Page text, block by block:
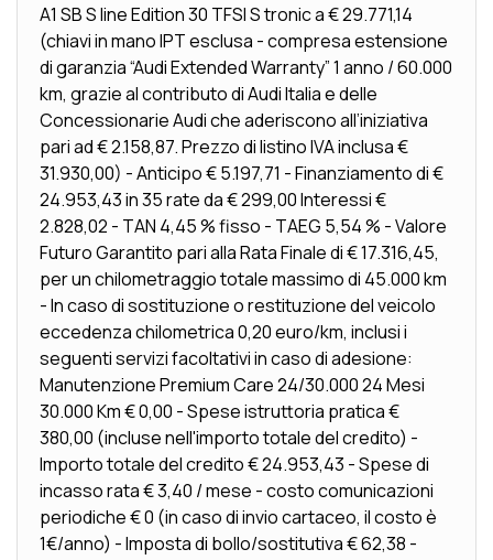
A1 SB S line Edition 30 TFSI S tronic a € 29.771,14
(chiavi in mano IPT esclusa - compresa estensione
di garanzia “Audi Extended Warranty” 1 anno / 60.000
km, grazie al contributo di Audi Italia e delle
Concessionarie Audi che aderiscono all’iniziativa
pari ad € 2.158,87. Prezzo di listino IVA inclusa €
31.930,00) - Anticipo € 5.197,71 - Finanziamento di €
24.953,43 in 35 rate da € 299,00 Interessi €
2.828,02 - TAN 4,45 % fisso - TAEG 5,54 % - Valore
Futuro Garantito pari alla Rata Finale di € 17.316,45,
per un chilometraggio totale massimo di 45.000 km
- In caso di sostituzione o restituzione del veicolo
eccedenza chilometrica 0,20 euro/km, inclusi i
seguenti servizi facoltativi in caso di adesione:
Manutenzione Premium Care 24/30.000 24 Mesi
30.000 Km € 0,00 - Spese istruttoria pratica €
380,00 (incluse nell'importo totale del credito) -
Importo totale del credito € 24.953,43 - Spese di
incasso rata € 3,40 / mese - costo comunicazioni
periodiche € 0 (in caso di invio cartaceo, il costo è
1€/anno) - Imposta di bollo/sostitutiva € 62,38 -